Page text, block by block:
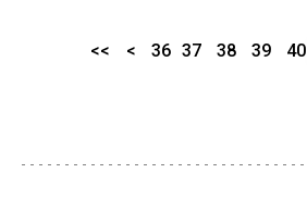
<< < 36 37 38 39 40